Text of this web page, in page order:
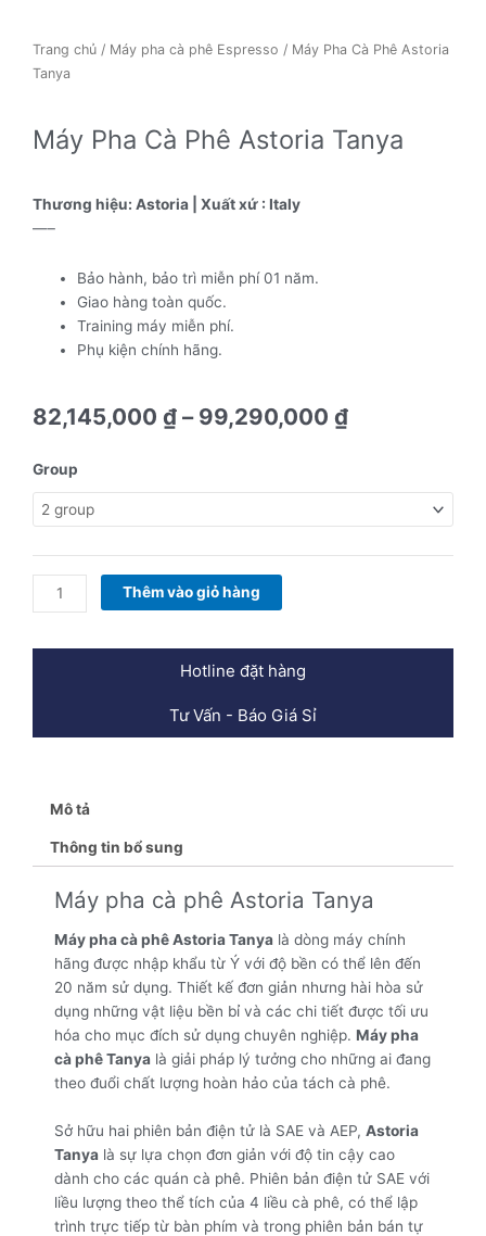
Trang chủ / Máy pha cà phê Espresso / Máy Pha Cà Phê Astoria
Tanya
Máy Pha Cà Phê Astoria Tanya
Thương hiệu: Astoria | Xuất xứ : Italy
—–
Bảo hành, bảo trì miễn phí 01 năm.
Giao hàng toàn quốc.
Training máy miễn phí.
Phụ kiện chính hãng.
82,145,000 ₫ – 99,290,000 ₫
Group
Máy
Pha
Cà
Astoria
Tanya
số
Thêm vào giỏ hàng
Hotline đặt hàng
Tư Vấn - Báo Giá Sỉ
Mô tả
Thông tin bổ sung
Máy pha cà phê Astoria Tanya
Máy pha cà phê Astoria Tanya là dòng máy chính
hãng được nhập khẩu từ Ý với độ bền có thể lên đến
20 năm sử dụng. Thiết kế đơn giản nhưng hài hòa sử
dụng những vật liệu bền bỉ và các chi tiết được tối ưu
hóa cho mục đích sử dụng chuyên nghiệp. Máy pha
cà phê Tanya là giải pháp lý tưởng cho những ai đang
theo đuổi chất lượng hoàn hảo của tách cà phê.
Sở hữu hai phiên bản điện tử là SAE và AEP, Astoria
Tanya là sự lựa chọn đơn giản với độ tin cậy cao
dành cho các quán cà phê. Phiên bản điện tử SAE với
liều lượng theo thể tích của 4 liều cà phê, có thể lập
trình trực tiếp từ bàn phím và trong phiên bản bán tự